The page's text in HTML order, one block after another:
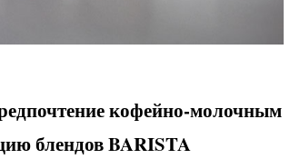
кофейно-молочным
блендов BARISTA